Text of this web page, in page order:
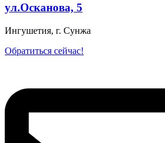
ул.Осканова, 5
Ингушетия, г. Сунжа
Обратиться сейчас!